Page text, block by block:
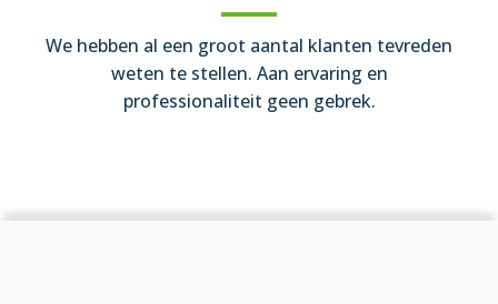
We hebben al een groot aantal klanten tevreden
weten te stellen. Aan ervaring en
professionaliteit geen gebrek.